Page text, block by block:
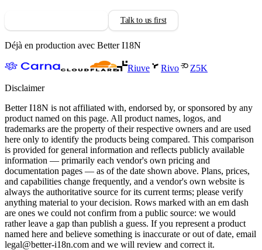
Talk to us first
Déjà en production avec Better I18N
Riuve Rivo
Z5K
Disclaimer
Better I18N is not affiliated with, endorsed by, or sponsored by any
product named on this page. All product names, logos, and
trademarks are the property of their respective owners and are used
here only to identify the products being compared. This comparison
is provided for general information and reflects publicly available
information — primarily each vendor's own pricing and
documentation pages — as of the date shown above. Plans, prices,
and capabilities change frequently, and a vendor's own website is
always the authoritative source for its current terms; please verify
anything material to your decision. Rows marked with an em dash
are ones we could not confirm from a public source: we would
rather leave a gap than publish a guess. If you represent a product
named here and believe something is inaccurate or out of date, email
legal@better-i18n.com and we will review and correct it.